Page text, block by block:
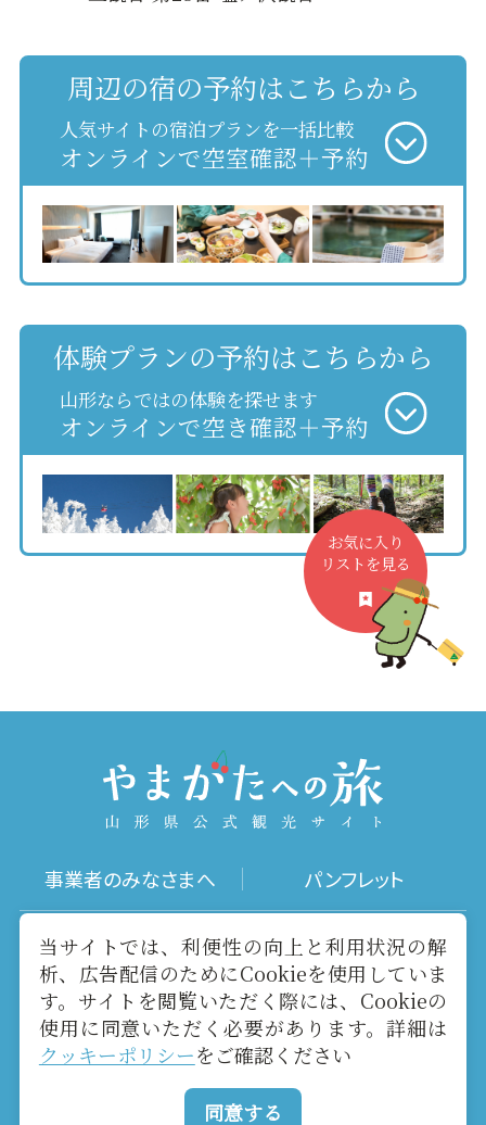
周辺の宿の予約はこちらから
人気サイトの宿泊プランを一括比較
オンラインで空室確認＋予約
体験プランの予約はこちらから
山形ならではの体験を探せます
オンラインで空き確認＋予約
お気に入り
リストを見る
事業者のみなさまへ パンフレット
写真ダウンロード 動画ギャラリー
お役立ちリンク 当サイトについて
メールマガジン お問い合わせ
当サイトでは、利便性の向上と利用状況の解
析、広告配信のためにCookieを使用していま
す。サイトを閲覧いただく際には、Cookieの
使用に同意いただく必要があります。詳細は
クッキーポリシーをご確認ください
同意する